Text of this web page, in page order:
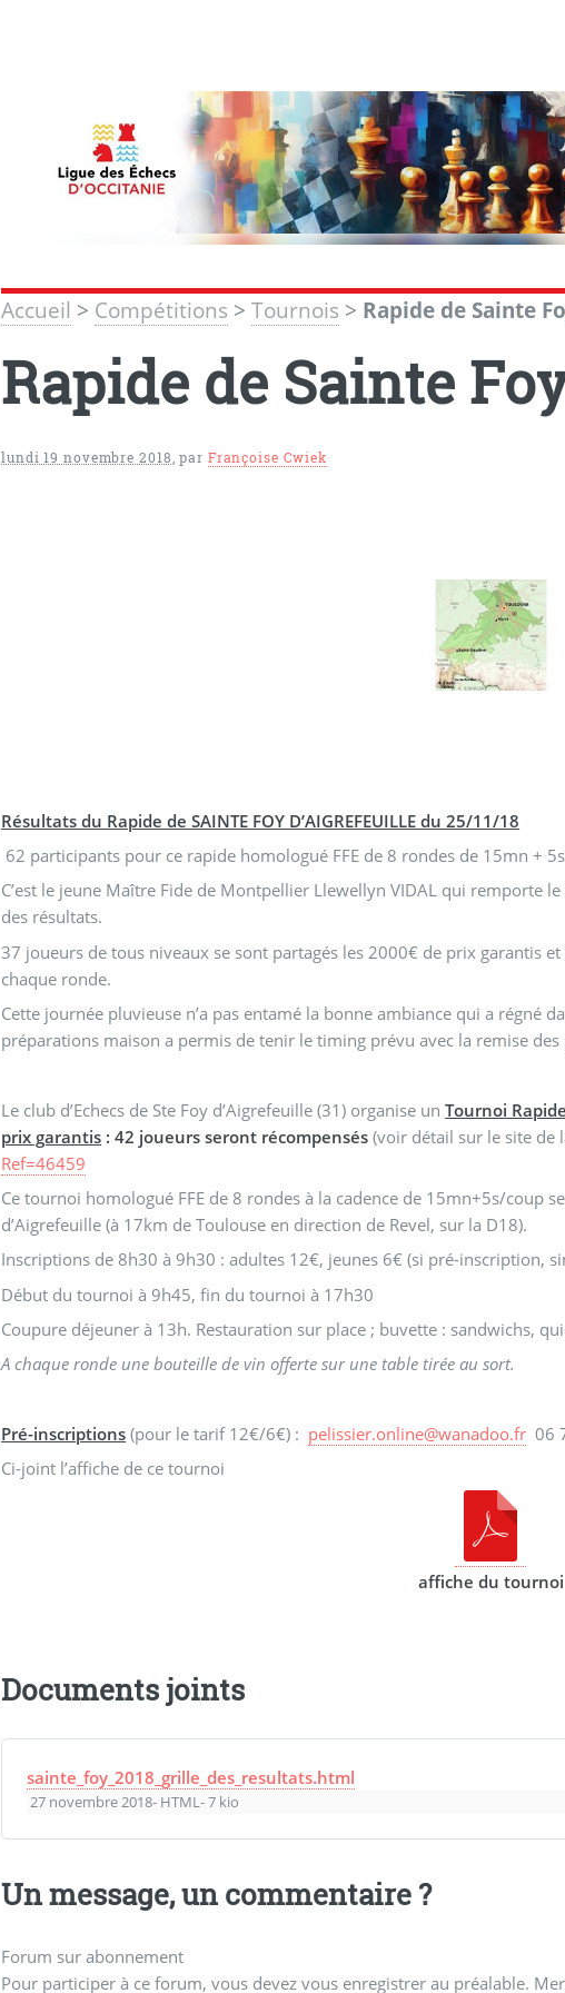
Accueil > Compétitions >Tournois > Rapide de Sainte
Rapide de Sainte
lundi 19 novembre 2018 ,par Françoise Cwiek
Résultats du Rapide de SAINTE FOY D’AIGREFEUILLE du 25/11/18
62 participants pour ce rapide homologué FFE de 8 rondes de 15mn +
C’est le jeune Maître Fide de Montpellier Llewellyn VIDAL qui remporte
des résultats.
37 joueurs de tous niveaux se sont partagés les 2000€ de prix garantis
chaque ronde.
Cette journée pluvieuse n’a pas entamé la bonne ambiance qui a régné
préparations maison a permis de tenir le timing prévu avec la remise
Le club d’Echecs de Ste Foy d’Aigrefeuille (31) organise un Tournoi
prix garantis : 42 joueurs seront récompensés(voir détail sur le site de
Ref=46459
Ce tournoi homologué FFE de 8 rondes à la cadence de 15mn+5s/coup
d’Aigrefeuille (à 17km de Toulouse en direction de Revel, sur la D18).
Inscriptions de 8h30 à 9h30 : adultes 12€, jeunes 6€ (si pré-inscription,
Début du tournoi à 9h45, fin du tournoi à 17h30
Coupure déjeuner à 13h. Restauration sur place ; buvette : sandwichs,
A chaque ronde une bouteille de vin offerte sur une table tirée au sort.
Pré-inscriptions (pour le tarif 12€/6€) : pelissier.online@wanadoo.fr 06
Ci-joint l’affiche de ce tournoi
affiche du tournoi
Documents joints
sainte_foy_2018_grille_des_resultats.html
27 novembre 2018- HTML-7 kio
Un message, un commentaire ?
Forum sur abonnement
Pour participer à ce forum, vous devez vous enregistrer au préalable.